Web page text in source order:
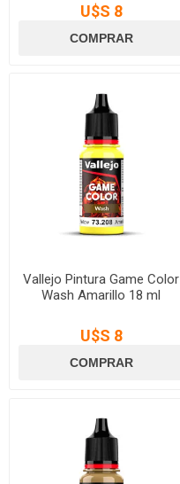
U$S 8
Vallejo Pintura Game Color
Wash Amarillo 18 ml
U$S 8